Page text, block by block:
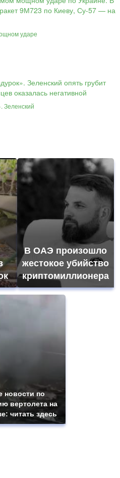
ударе
Зеленский
В ОАЭ произошло
жестокое убийство
криптомиллионера
новости по
вертолета на
читать здесь